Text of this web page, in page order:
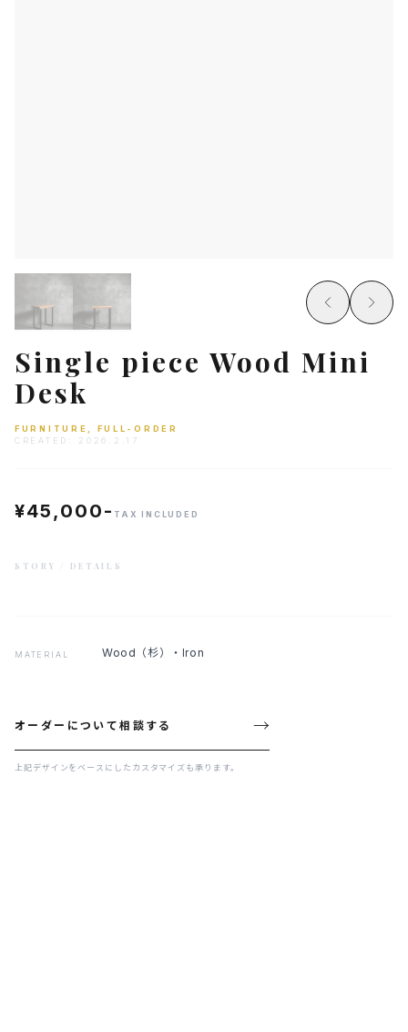
Single piece Wood Mini
Desk
FURNITURE, FULL-ORDER
CREATED:
2026.2.17
¥45,000- TAX INCLUDED
STORY / DETAILS
MATERIAL Wood（杉）・Iron
オーダーについて相談する →
上記デザインをベースにしたカスタマイズも承ります。